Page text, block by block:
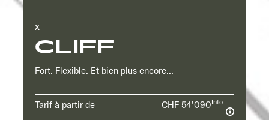
CLIFF
X
Fort. Flexible. Et bien plus encore...
Tarif à partir de CHF 54'090Info